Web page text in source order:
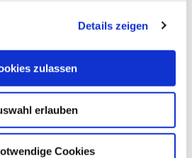
Details zeigen
zulassen
erlauben
Cookies